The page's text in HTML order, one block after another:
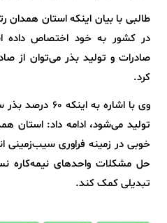
طالبی با بیان اینکه استان همدان
در کشور به خود اختصاص داده
صادرات و تولید بذر می‌توان از
کرد.
وی با اشاره به
تولید می‌شود، ادامه داد:
خوبی در زمینه فراوری سیب‌زمینی
حل مشکلات واحدهای نیمه‌کاره
تبدیلی کمک کند.